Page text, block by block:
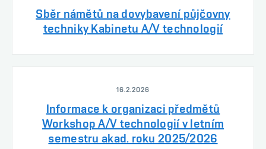
Sběr námětů na dovybavení půjčovny
techniky Kabinetu A/V technologií
16.2.2026
Informace k organizaci předmětů
Workshop A/V technologií v letním
semestru akad. roku 2025/2026